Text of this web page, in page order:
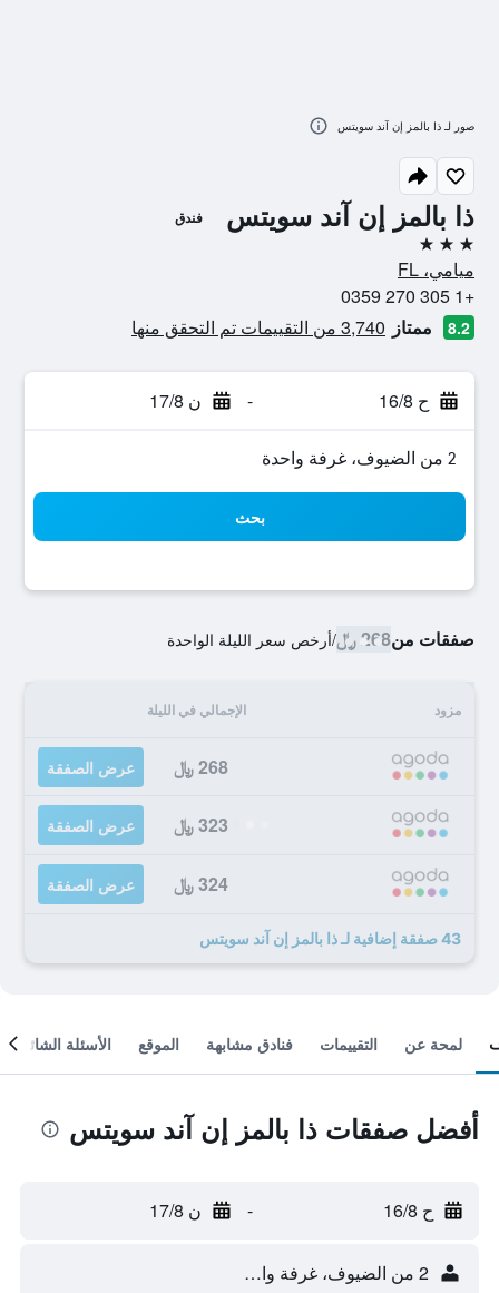
ذا بالمز إن آند سويتس فندق
3 نجوم
ميامي، FL
+1 305 270 0359
8.2 ممتاز 3,740 من التقييمات تم التحقق منها
ح 16/8 - ن 17/8
2 من الضيوف، غرفة واحدة
بحث
صفقات من268 ﷼ /أرخص سعر الليلة الواحدة
مزود الإجمالي في الليلة
268 ﷼ عرض الصفقة
323 ﷼ عرض الصفقة
324 ﷼ عرض الصفقة
43 صفقة إضافية لـ ذا بالمز إن آند سويتس
صور لـ ذا بالمز إن آند سويتس
لمحة عن التقييمات فنادق مشابهة الموقع الأسئلة الشائعة
أفضل صفقات ذا بالمز إن آند سويتس
ح 16/8 - ن 17/8
2 من الضيوف، غرفة واحدة